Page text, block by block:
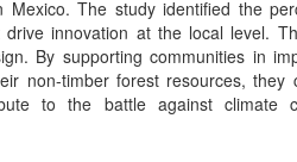
Mexico. The study identified the
innovation at the local level.
By supporting communities in
non-timber forest resources, they
to the battle against climate